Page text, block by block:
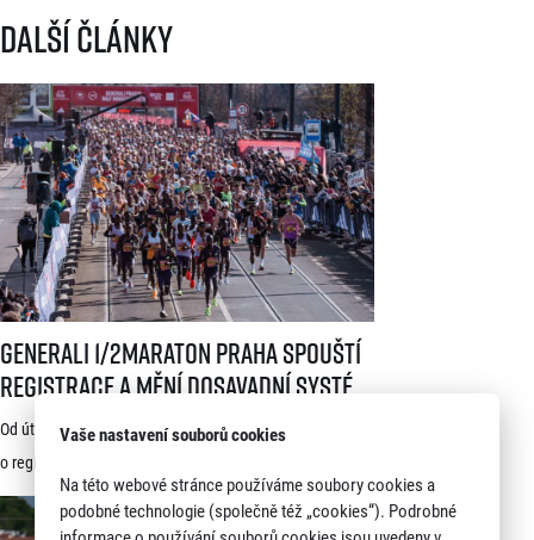
Další články
Generali 1/2Maraton Praha spouští
registrace a mění dosavadní systém!
Třítýdenní lhůta na podání žádosti
startuje 21. července
Od úterý 21. července je možné podávat žádosti
o registraci na jeden z nejprestižnějších závodů světa –
Generali 1/2Maraton Praha. Do povědomí běžců se
dostal nejen trasou vedoucí srdcem historické Prahy, ale
Generali 1/2Maraton Praha spouští registrace a mění dosavadní
Vaše nastavení souborů cookies
Na této webové stránce používáme soubory cookies a
podobné technologie (společně též „cookies“). Podrobné